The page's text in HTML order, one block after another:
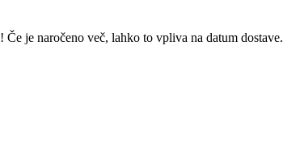
je naročeno več, lahko to vpliva na datum dostave.